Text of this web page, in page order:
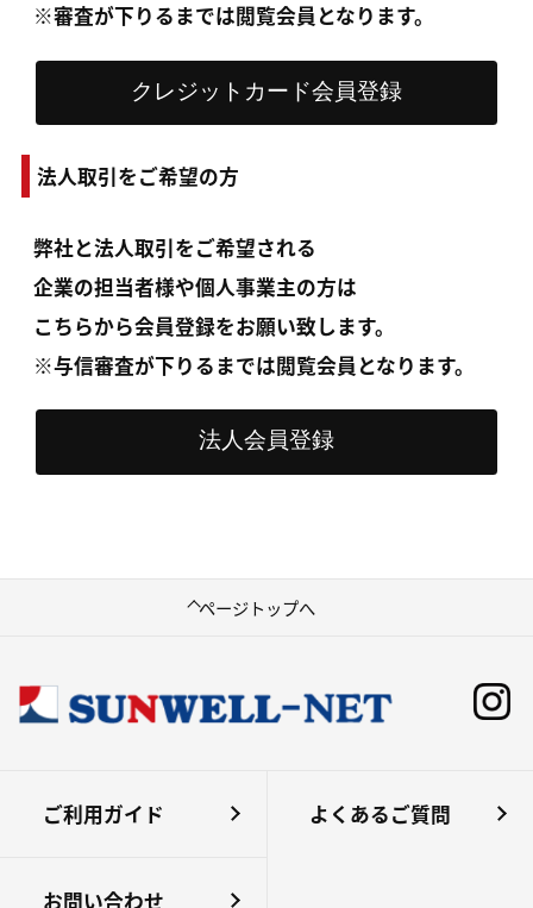
※審査が下りるまでは閲覧会員となります。
法人取引をご希望の方
弊社と法人取引をご希望される
企業の担当者様や個人事業主の方は
こちらから会員登録をお願い致します。
※与信審査が下りるまでは閲覧会員となります。
ページトップへ
ご利用ガイド よくあるご質問
お問い合わせ